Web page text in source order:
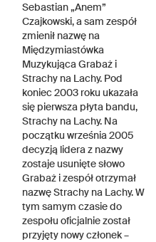
Sebastian „Anem”
Czajkowski, a sam zespół
zmienił nazwę na
Międzymiastówka
Muzykująca Grabaż i
Strachy na Lachy. Pod
koniec 2003 roku ukazała
się pierwsza płyta bandu,
Strachy na Lachy. Na
początku września 2005
decyzją lidera z nazwy
zostaje usunięte słowo
Grabaż i zespół otrzymał
nazwę Strachy na Lachy. W
tym samym czasie do
zespołu oficjalnie został
przyjęty nowy członek –